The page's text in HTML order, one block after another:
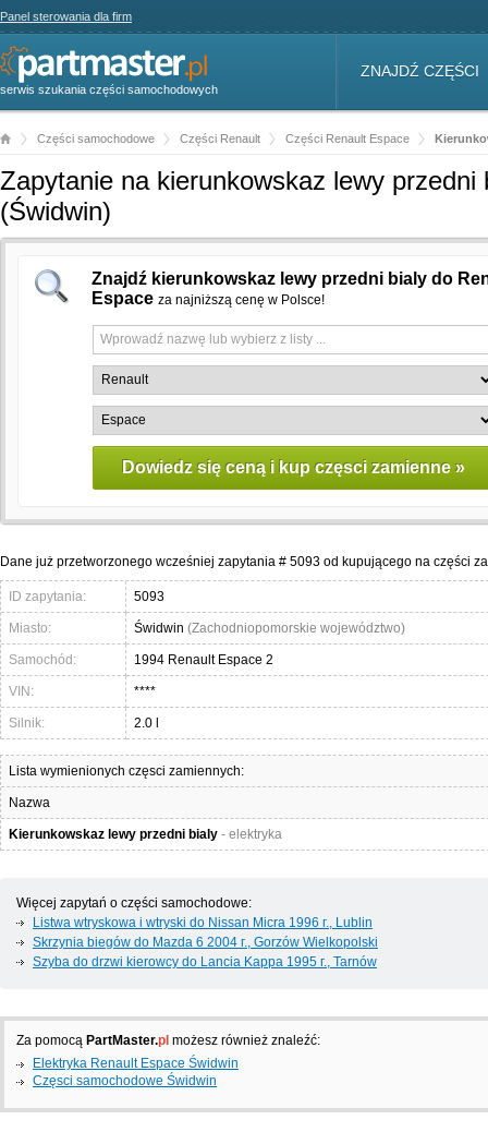
Panel sterowania dla firm
serwis szukania części samochodowych
ZNAJDŹ CZĘŚCI
Części samochodowe Części Renault Części Renault Espace
Zapytanie na kierunkowskaz lewy
(Świdwin)
Znajdź kierunkowskaz lewy przedni bialy do
Espace za najniższą cenę w Polsce!
Dane już przetworzonego wcześniej zapytania # 5093 od kupującego na części
ID zapytania: 5093
Miasto: Świdwin (Zachodniopomorskie województwo)
Samochód: 1994 Renault Espace 2
VIN: ****
Silnik: 2.0 l
Lista wymienionych częsci zamiennych:
Nazwa
Kierunkowskaz lewy przedni bialy - elektryka
Więcej zapytań o części samochodowe:
Listwa wtryskowa i wtryski do Nissan Micra 1996 г., Lublin
Skrzynia biegów do Mazda 6 2004 г., Gorzów Wielkopolski
Szyba do drzwi kierowcy do Lancia Kappa 1995 г., Tarnów
Za pomocą PartMaster.pl możesz również znaleźć:
Elektryka Renault Espace Świdwin
Częsci samochodowe Świdwin